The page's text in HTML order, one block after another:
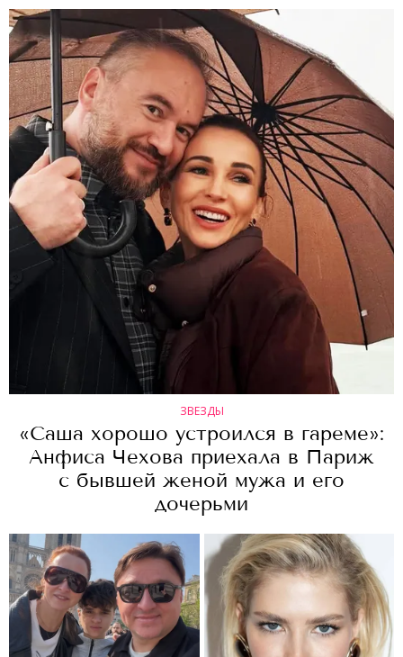
ЗВЕЗДЫ
«Саша хорошо устроился в гареме»:
Анфиса Чехова приехала в Париж
с бывшей женой мужа и его
дочерьми